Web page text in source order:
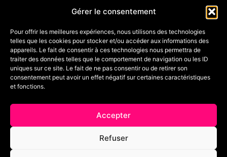
Gérer le consentement
Pour offrir les meilleures expériences, nous utilisons des technologies
telles que les cookies pour stocker et/ou accéder aux informations des
appareils. Le fait de consentir à ces technologies nous permettra de
traiter des données telles que le comportement de navigation ou les ID
uniques sur ce site. Le fait de ne pas consentir ou de retirer son
consentement peut avoir un effet négatif sur certaines caractéristiques
et fonctions.
Accepter
Refuser
Notre concept
CONTACT
+33 (0)6 74 89 64 59
monstagededanse@gmail.com
Crédits & mentions légales